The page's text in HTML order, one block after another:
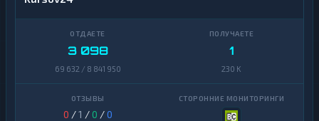
3 098
69 632 / 8 841 950
1
230 K
0 /1 /0 /0